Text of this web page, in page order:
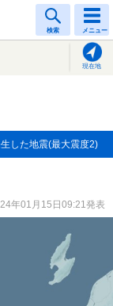
検索 メニュー
現在地
した地震(最大震度2)
年01月15日09:21発表